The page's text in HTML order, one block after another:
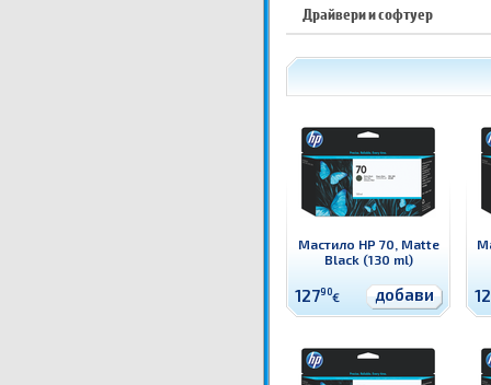
Драйвери и софтуер
Мастило HP 70, Matte
Black (130 ml)
12790€ добави